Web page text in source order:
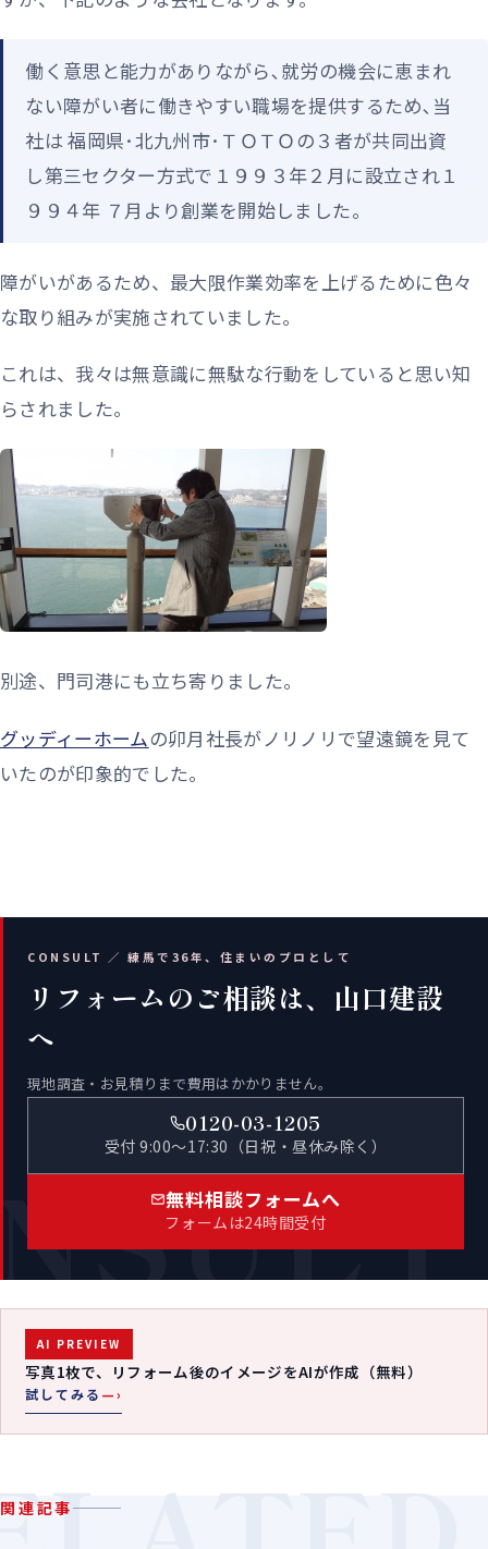
働く意思と能力がありながら､就労の機会に恵まれ
ない障がい者に働きやすい職場を提供するため､当
社は 福岡県･北九州市･ＴＯＴＯの３者が共同出資
し第三セクター方式で１９９３年２月に設立され１
９９４年 ７月より創業を開始しました｡
障がいがあるため、最大限作業効率を上げるために色々
な取り組みが実施されていました。
これは、我々は無意識に無駄な行動をしていると思い知
らされました。
別途、門司港にも立ち寄りました。
グッディーホームの卯月社長がノリノリで望遠鏡を見て
いたのが印象的でした。
CONSULT ／ 練馬で36年、住まいのプロとして
リフォームのご相談は、山口建設
へ
現地調査・お見積りまで費用はかかりません。
0120-03-1205
受付 9:00〜17:30（日祝・昼休み除く）
無料相談フォームへ
フォームは24時間受付
AI PREVIEW
写真1枚で、リフォーム後のイメージをAIが作成（無料）
試してみる —›
関連記事